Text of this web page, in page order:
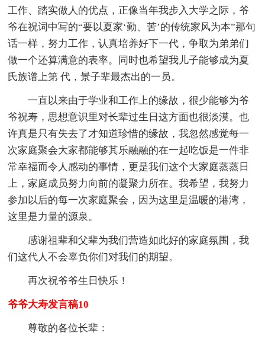
工作、踏实做人的优点，正像当年我步入大学之际，爷
爷在祝词中写的“要以夏家‘勤、苦’的传统家风为本”那句
话一样，努力工作，认真培养好下一代，争取为弟弟们
做一个还算满意的表率。同时也希望我儿子能够成为夏
氏族谱上第 代，景子辈最杰出的一员。
一直以来由于学业和工作上的缘故，很少能够为爷
爷祝寿，思想意识里对长辈过生日这方面也很淡漠。也
许真是只有失去了才知道珍惜的缘故，我忽然感觉每一
次家庭聚会大家都能够其乐融融的在一起吃饭是一件非
常幸福而令人感动的事情，更是我们这个大家庭蒸蒸日
上，家庭成员努力向前的凝聚力所在。我希望，我努力
参加以后的每一次家庭聚会，因为这里是温暖的港湾，
这里是力量的源泉。
感谢祖辈和父辈为我们营造如此好的家庭氛围，我
们这代人不会辜负你们对我们的期望。
再次祝爷爷生日快乐！
爷爷大寿发言稿10
尊敬的各位长辈：